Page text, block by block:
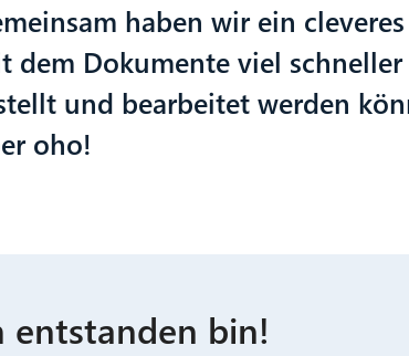
haben wir ein
dem Dokumente viel
und bearbeitet werden
oho!
entstanden bin!